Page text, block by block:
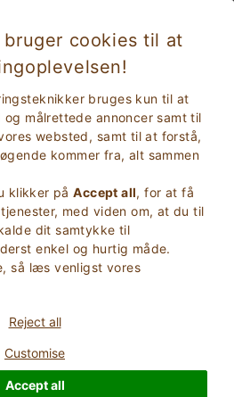
cookies til at
bruges kun til at
målrettede annoncer samt til
websted, samt til at forstå,
kommer fra, alt sammen
klikker påAccept all, for at få
med viden om, at du til
dit samtykke til
enkel og hurtig måde.
så læs venligst vores
Reject all
Customise
Accept all
M